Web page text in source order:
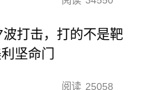
打击，打的不是靶
坚命门
阅读 25058